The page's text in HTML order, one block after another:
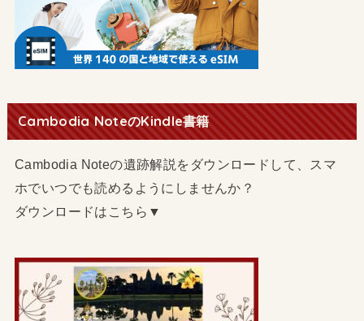
Cambodia NoteのKindle書籍
Cambodia Noteの遺跡解説をダウンロードして、スマ
ホでいつでも読めるようにしませんか？
ダウンロードはこちら▼